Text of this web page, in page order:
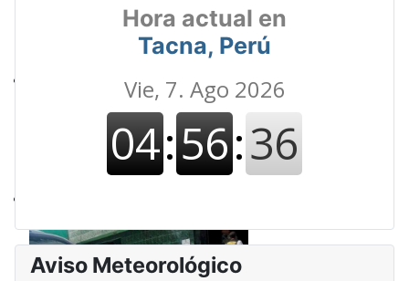
Hora actual en
Tacna, Perú
Aviso Meteorológico